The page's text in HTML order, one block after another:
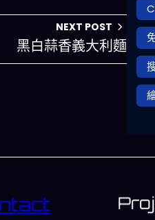
NEXT POST
黑白蒜香義大利麵